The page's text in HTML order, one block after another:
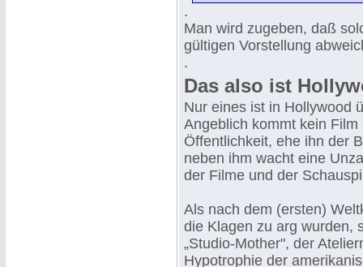
.
Man wird zugeben, daß
gültigen Vorstellung
.
Das also ist
Nur eines ist in Hollywood
Angeblich kommt kein
Öffentlichkeit, ehe ihn der
neben ihm wacht eine
der Filme und der
Als nach dem (ersten)
die Klagen zu arg wurden,
„Studio-Mother", der
Hypotrophie der